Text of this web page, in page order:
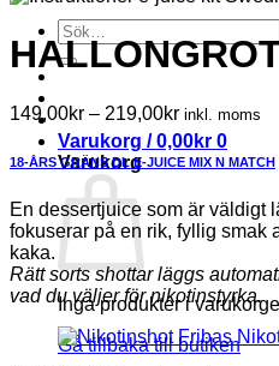
Sök
efter:
Varukorg /0,00kr 0
Varukorg
Inga produkter i
Gå tillbaka till butiken
149,00kr – 219,00krPrisintervall:
149,00kr
till
inkl. moms
18-ÅRS GRÄNS DL E-JUICE MIX N MATCH
En dessertjuice som är väldigt
fokuserar på en rik, fyllig smak
kaka.
Rätt sorts shottar läggs
vad du väljer för nikotinstyrka.